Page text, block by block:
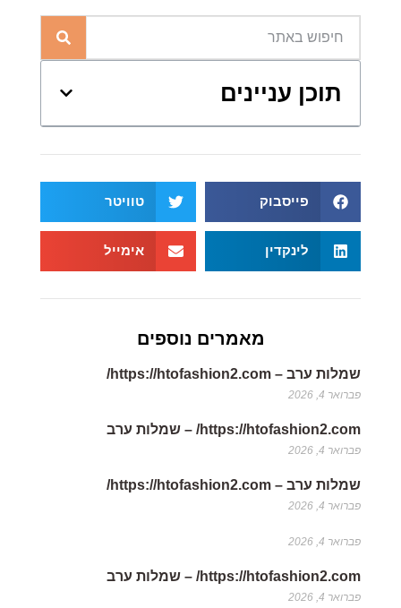
תוכן עניינים
פייסבוק טוויטר
לינקדין אימייל
מאמרים נוספים
שמלות ערב – https://htofashion2.com/
פברואר 4, 2026
https://htofashion2.com/ – שמלות ערב
פברואר 4, 2026
שמלות ערב – https://htofashion2.com/
פברואר 4, 2026
פברואר 4, 2026
https://htofashion2.com/ – שמלות ערב
פברואר 4, 2026